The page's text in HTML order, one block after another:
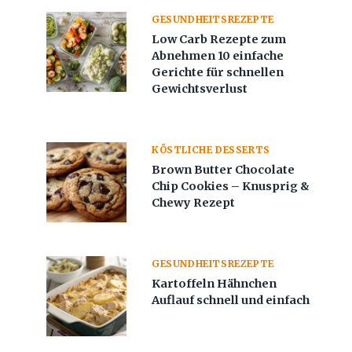
GESUNDHEITSREZEPTE
Low Carb Rezepte zum
Abnehmen 10 einfache
Gerichte für schnellen
Gewichtsverlust
KÖSTLICHE DESSERTS
Brown Butter Chocolate
Chip Cookies – Knusprig &
Chewy Rezept
GESUNDHEITSREZEPTE
Kartoffeln Hähnchen
Auflauf schnell und einfach